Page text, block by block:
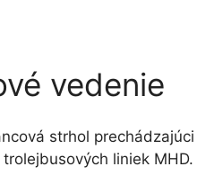
vedenie
strhol prechádzajúci
liniek MHD.